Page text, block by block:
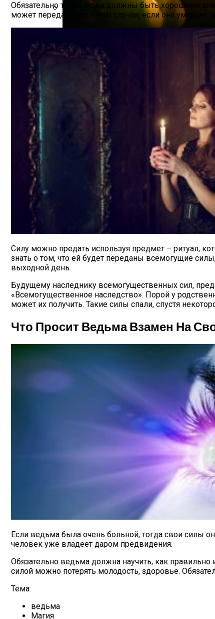
Дебютировал Крупный Кроссовер
Почему Тухнет Свеча На Отпевании
Обязательно такие люди должны быть хорошими
может передать, это в том случаи, если она
Силу можно предать используя предмет – ритуал,
знать о том, что ей будет переданы всемогущие
выходной день.
Будущему наследнику всемогущественных сил,
«Всемогущественное наследство». Порой у
может их получить. Такие силы спали, спустя
Что Просит Ведьма Взамен На
Если ведьма была очень больной, тогда свои силы
человек уже владеет даром предвидения.
Обязательно ведьма должна научить, как
силой можно потерять молодость, здоровье.
Тема:
ведьма
Магия